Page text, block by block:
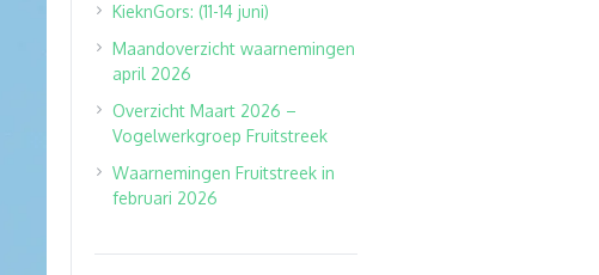
KieknGors: (11-14 juni)
Maandoverzicht waarnemingen
april 2026
Overzicht Maart 2026 –
Vogelwerkgroep Fruitstreek
Waarnemingen Fruitstreek in
februari 2026